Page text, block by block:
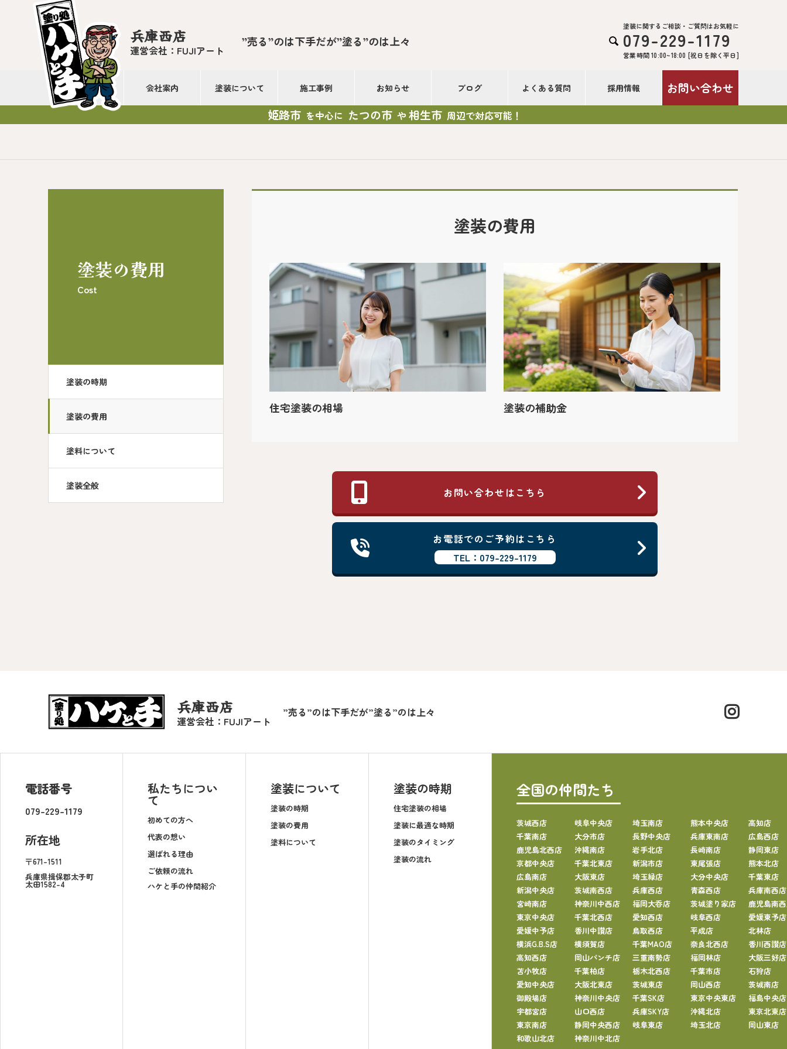
兵庫西店
運営会社：FUJIアート
”売る”のは下手だが”塗る”のは上々 
塗装に関するご相談・ご質問はお気軽に
079-229-1179
営業時間 10:00~18:00 [祝日を除く平日]
会社案内 塗装について 施工事例 お知らせ ブログ よくある質問 採用情報 お問い合わせ
姫路市 を中心に たつの市 や相生市 周辺で対応可能！
塗装の費用
Cost
塗装の時期
塗装の費用
塗料について
塗装全般
塗装の費用
住宅塗装の相場 塗装の補助金
お問い合わせはこちら
お電話でのご予約はこちら
TEL：079-229-1179
兵庫西店
運営会社：FUJIアート
”売る”のは下手だが”塗る”のは上々
電話番号
079-229-1179
所在地
〒671-1511
兵庫県揖保郡太子町
太田1582-4
私たちについ
て
初めての方へ
代表の想い
選ばれる理由
ご依頼の流れ
ハケと手の仲間紹介
塗装について
塗装の時期
塗装の費用
塗料について
塗装の時期
住宅塗装の相場
塗装に最適な時期
塗装のタイミング
塗装の流れ
全国の仲間たち
茨城西店 岐阜中央店 埼玉南店 熊本中央店
高知店
千葉南店
大分市店 長野中央店 兵庫東南店
広島西店
鹿児島北西店
沖縄南店 岩手北店 長崎南店
静岡東店
京都中央店
千葉北東店 新潟市店 東尾張店
熊本北店
広島南店
大阪東店 埼玉緑店 大分中央店
千葉東店
新潟中央店
茨城南西店 兵庫西店 青森西店
兵庫南西店
宮崎南店
神奈川中西店 福岡大呑店 茨城塗り家店
鹿児島南
東京中央店
千葉北西店 愛知西店 岐阜西店
愛媛東予店
愛媛中予店
香川中讃店 鳥取西店 平成店
北林店
横浜G.B.S店
横須賀店 千葉MAO店 奈良北西店
香川西讃店
高知西店
岡山パンチ店 三重南勢店 福岡林店
大阪三好店
苫小牧店
千葉柏店 栃木北西店 千葉市店
石狩店
愛知中央店
大阪北東店 茨城東店 岡山西店
茨城南店
御殿場店
神奈川中央店 千葉SK店 東京中央東店
福島中央店
宇都宮店
山口西店 兵庫SKY店 沖縄北店
東京北東店
東京南店
静岡中央西店 岐阜東店 埼玉北店
岡山東店
和歌山北店
神奈川中北店